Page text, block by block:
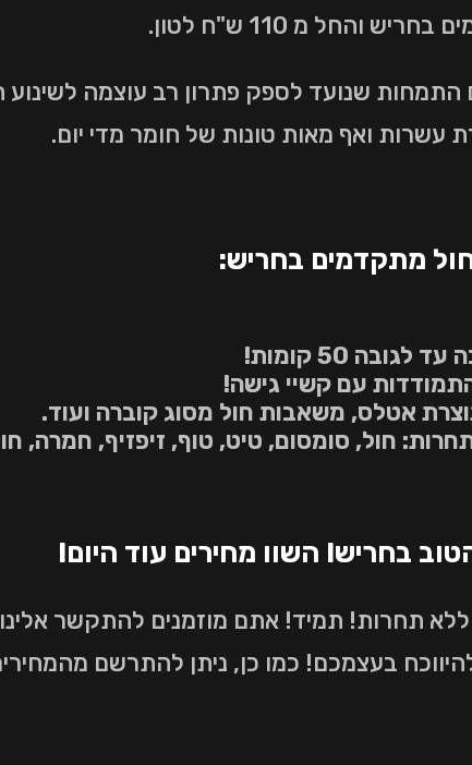
מ 110 ש"ח לטון.
התמחות שנועד לספק פתרון רב עוצמה לשינוע
עשרות ואף מאות טונות של חומר מדי יום.
מתקדמים בחריש:
50 קומות!
עם קשיי גישה!
אטלס, משאבות חול מסוג קוברה ועוד.
חול, סומסום, טיט, טוף, זיפזיף, חמרה,
בחריש! השוו מחירים עוד היום!
ללא תחרות! תמיד! אתם מוזמנים להתקשר
בעצמכם! כמו כן, ניתן להתרשם